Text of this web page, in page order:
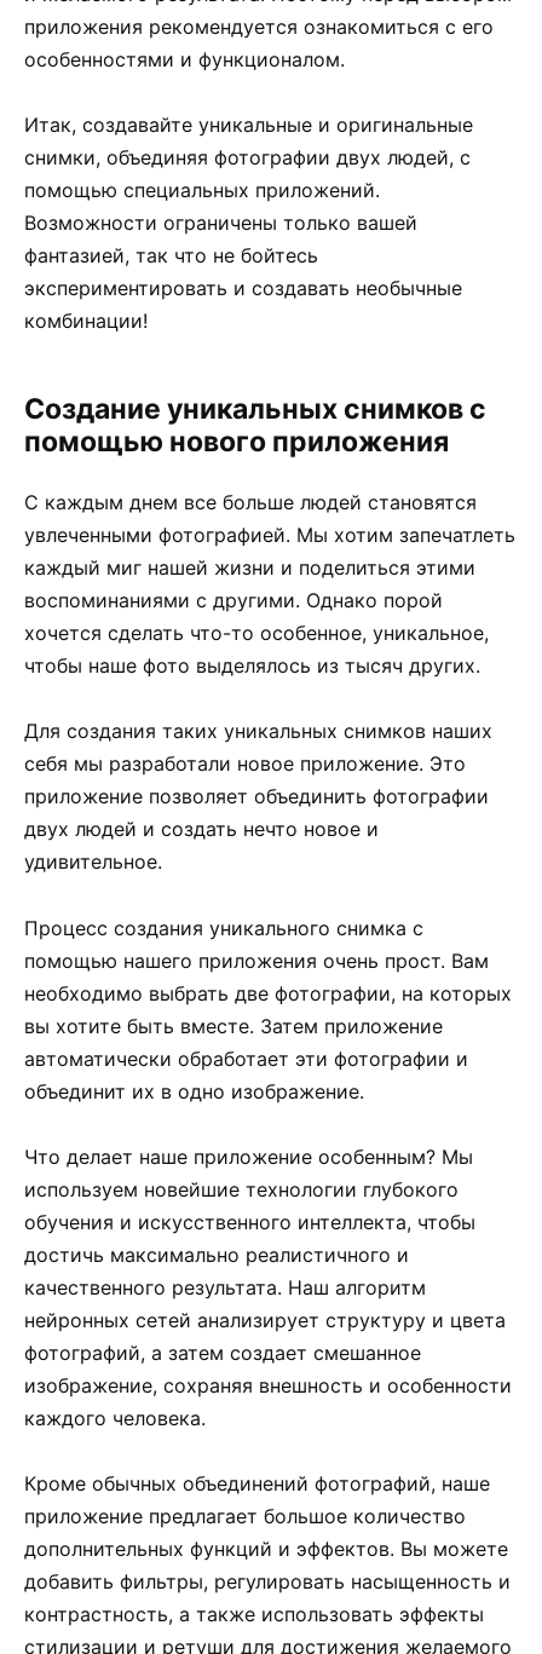
приложения рекомендуется ознакомиться с его
особенностями и функционалом.
Итак, создавайте уникальные и оригинальные
снимки, объединяя фотографии двух людей, с
помощью специальных приложений.
Возможности ограничены только вашей
фантазией, так что не бойтесь
экспериментировать и создавать необычные
комбинации!
Создание уникальных снимков с
помощью нового приложения
С каждым днем все больше людей становятся
увлеченными фотографией. Мы хотим запечатлеть
каждый миг нашей жизни и поделиться этими
воспоминаниями с другими. Однако порой
хочется сделать что-то особенное, уникальное,
чтобы наше фото выделялось из тысяч других.
Для создания таких уникальных снимков наших
себя мы разработали новое приложение. Это
приложение позволяет объединить фотографии
двух людей и создать нечто новое и
удивительное.
Процесс создания уникального снимка с
помощью нашего приложения очень прост. Вам
необходимо выбрать две фотографии, на которых
вы хотите быть вместе. Затем приложение
автоматически обработает эти фотографии и
объединит их в одно изображение.
Что делает наше приложение особенным? Мы
используем новейшие технологии глубокого
обучения и искусственного интеллекта, чтобы
достичь максимально реалистичного и
качественного результата. Наш алгоритм
нейронных сетей анализирует структуру и цвета
фотографий, а затем создает смешанное
изображение, сохраняя внешность и особенности
каждого человека.
Кроме обычных объединений фотографий, наше
приложение предлагает большое количество
дополнительных функций и эффектов. Вы можете
добавить фильтры, регулировать насыщенность и
контрастность, а также использовать эффекты
стилизации и ретуши для достижения желаемого